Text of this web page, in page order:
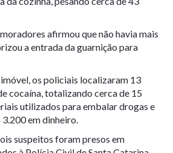
afirmou que não havia mais
a entrada da guarnição para
os policiais localizaram 13
cocaína, totalizando cerca de 15
utilizados para embalar drogas e
em dinheiro.
suspeitos foram presos em